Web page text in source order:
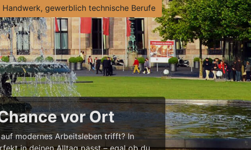
Handwerk, gewerblich technische Berufe
vor Ort
modernes Arbeitsleben trifft? In